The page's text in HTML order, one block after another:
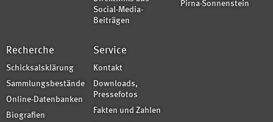
Social-Media-
Beiträgen
Pirna-Sonnenstein
Recherche
Schicksalsklärung
Sammlungsbestände
Online-Datenbanken
Biografien
Service
Kontakt
Downloads,
Pressefotos
Fakten und Zahlen